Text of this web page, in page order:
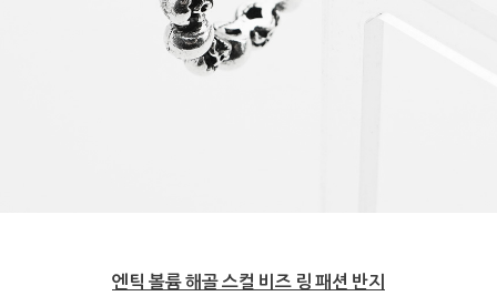
엔틱 볼륨 해골 스컬 비즈 링 패션 반지